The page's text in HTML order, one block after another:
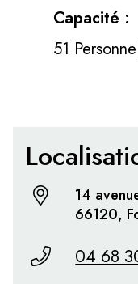
Capacité :
51
14
66120,
04 68